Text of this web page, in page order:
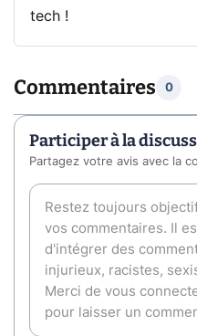
tech !
Commentaires 0
Participer à la
Partagez votre avis avec la